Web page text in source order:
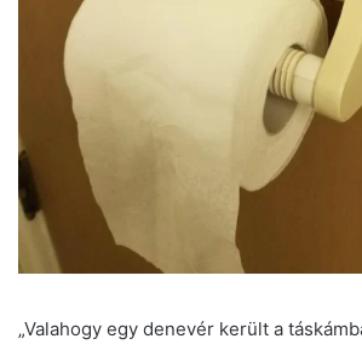
„Valahogy egy denevér került a